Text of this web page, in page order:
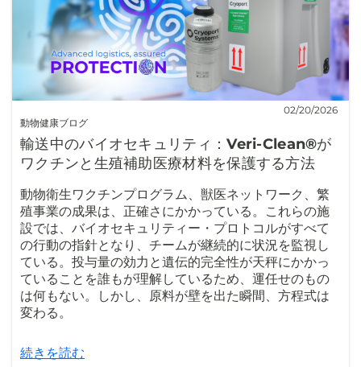
動物健康ブログ
02/20/2026
輸送中のバイオセキュリティ：Veri-Clean®が
ワクチンと生殖補助医療材料を保護する方法
動物衛生ワクチンプログラム、獣医ネットワーク、繁
殖事業の成果は、正確さにかかっている。これらの施
設では、バイオセキュリティー・プロトコルがすべて
の行動の指針となり、チームが継続的に状況を監視し
ている。投与量の効力と遺伝的完全性が天秤にかかっ
ていることを誰もが理解しているため、運任せのもの
は何もない。しかし、原料が壁を出た瞬間、方程式は
変わる。
続きを読む